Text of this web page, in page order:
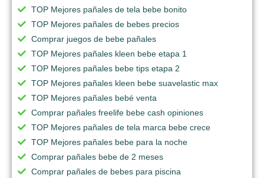
TOP Mejores pañales de tela bebe bonito
TOP Mejores pañales de bebes precios
Comprar juegos de bebe pañales
TOP Mejores pañales kleen bebe etapa 1
TOP Mejores pañales bebe tips etapa 2
TOP Mejores pañales kleen bebe suavelastic max
TOP Mejores pañales bebé venta
Comprar pañales freelife bebe cash opiniones
TOP Mejores pañales de tela marca bebe crece
TOP Mejores pañales bebe para la noche
Comprar pañales bebe de 2 meses
Comprar pañales de bebes para piscina